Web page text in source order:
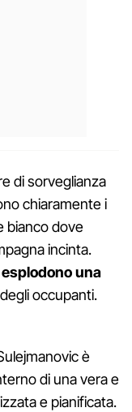
di sorveglianza
chiaramente i
bianco dove
incinta.
esplodono una
occupanti.
è
di una vera e
e pianificata.